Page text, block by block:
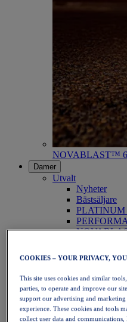
NOVABLAST™ 6
Damer
Utvalt
Nyheter
Bästsäljare
PLATINUM
Löpning
Traillöpning
Tennis
Volleyboll
Handboll
Padel
Nätboll
COOKIES – YOUR PRIVACY,
This site uses cookies and similar
parties, to operate and improve our
support our advertising and
experience. These cookies and tools
collect user data and